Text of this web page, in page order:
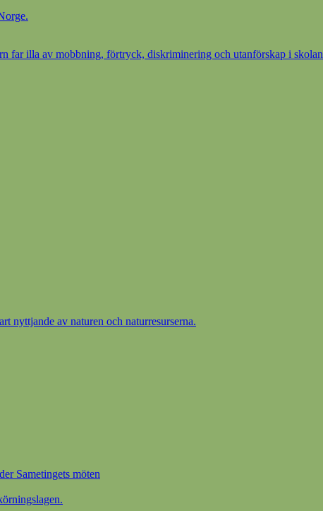
far illa av mobbning, förtryck, diskriminering och utanförskap i skolan
nyttjande av naturen och naturresurserna.
Sametingets möten